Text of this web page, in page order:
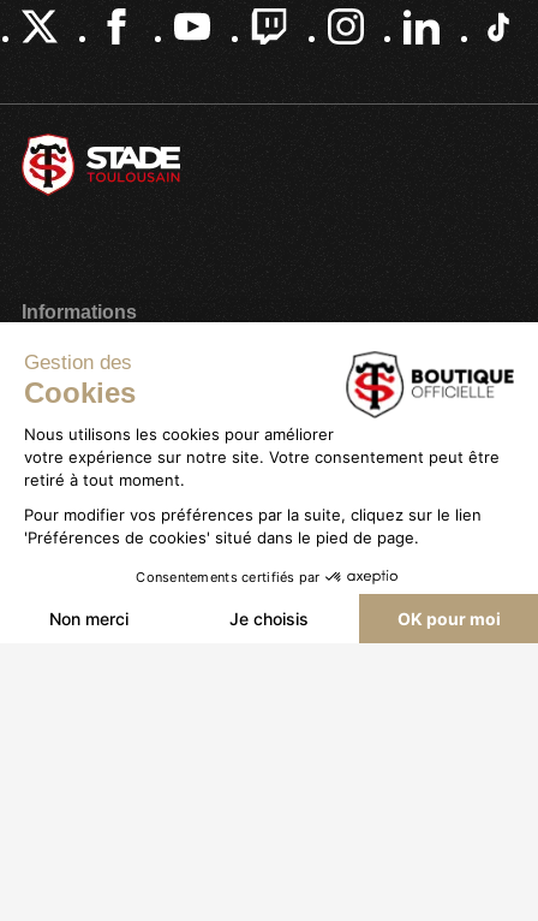
Gestion des
Cookies
Nous utilisons les cookies pour améliorer
votre expérience sur notre site. Votre consentement peut être
retiré à tout moment.
Pour modifier vos préférences par la suite, cliquez sur le lien
'Préférences de cookies' situé dans le pied de page.
Consentements certifiés par
Non merci Je choisis
OK pour moi
FILTRES TRIER PAR
Informations
Paiement sécurisé
Plan du site
Mon compte
Service client
Livraison & Retours
Stade Toulousain
Promotions
Carte cadeau
Tenues Officielles Nike